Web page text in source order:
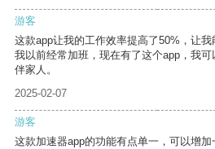
游客
这款app让我的工作效率提高了50%，让我
我以前经常加班，现在有了这个app，我
伴家人。
2025-02-07
游客
这款加速器app的功能有点单一，可以增